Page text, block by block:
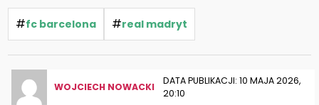
#fc barcelona #real madryt
WOJCIECH NOWACKI
DATA PUBLIKACJI: 10 MAJA 2026,
20:10